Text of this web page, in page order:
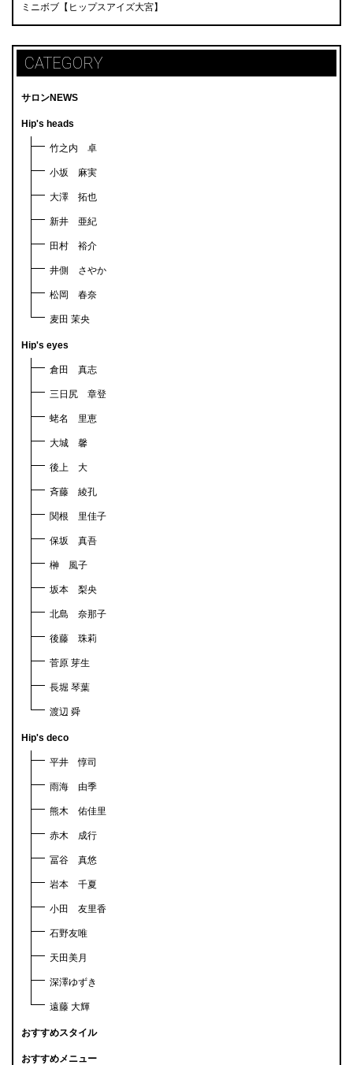
ミニボブ【ヒップスアイズ大宮】
CATEGORY
サロンNEWS
Hip's heads
竹之内 卓
小坂 麻実
大澤 拓也
新井 亜紀
田村 裕介
井側 さやか
松岡 春奈
麦田 茉央
Hip's eyes
倉田 真志
三日尻 章登
蛯名 里恵
大城 馨
後上 大
斉藤 綾孔
関根 里佳子
保坂 真吾
榊 風子
坂本 梨央
北島 奈那子
後藤 珠莉
菅原 芽生
長堀 琴葉
渡辺 舜
Hip's deco
平井 惇司
雨海 由季
熊木 佑佳里
赤木 成行
冨谷 真悠
岩本 千夏
小田 友里香
石野友唯
天田美月
深澤ゆずき
遠藤 大輝
おすすめスタイル
おすすめメニュー